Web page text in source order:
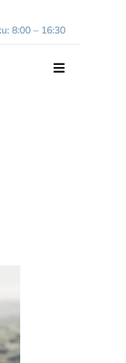
8:00 – 16:30
Przełącz